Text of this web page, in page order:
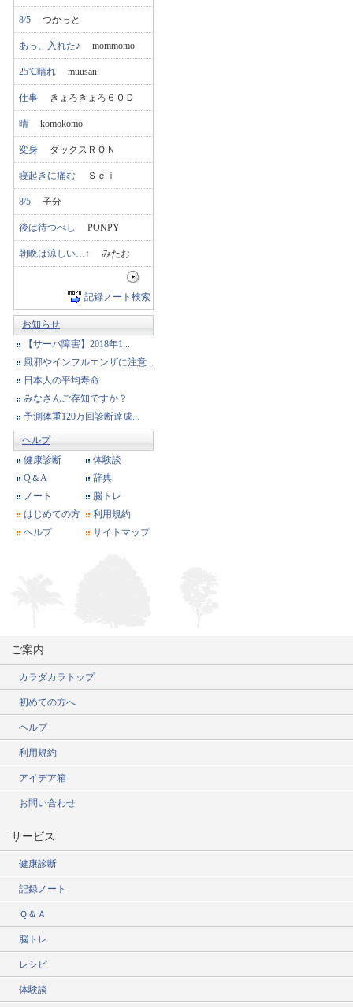
8/5 つかっと
あっ、入れた♪ mommomo
25℃晴れ muusan
仕事 きょろきょろ６０Ｄ
晴 komokomo
変身 ダックスＲＯＮ
寝起きに痛む Ｓｅｉ
8/5 子分
後は待つべし PONPY
朝晩は涼しい…↑ みたお
記録ノート検索
お知らせ
【サーバ障害】2018年1...
風邪やインフルエンザに注意...
日本人の平均寿命
みなさんご存知ですか？
予測体重120万回診断達成...
ヘルプ
健康診断
体験談
Q＆A
辞典
ノート
脳トレ
はじめての方
利用規約
ヘルプ
サイトマップ
ご案内
カラダカラトップ
初めての方へ
ヘルプ
利用規約
アイデア箱
お問い合わせ
サービス
健康診断
記録ノート
Ｑ＆Ａ
脳トレ
レシピ
体験談